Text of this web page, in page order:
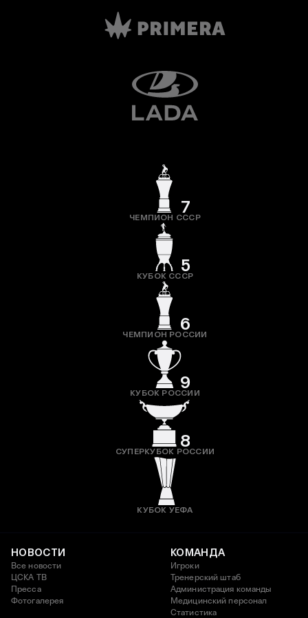
7
ЧЕМПИОН СССР
5
КУБОК СССР
6
ЧЕМПИОН РОССИИ
9
КУБОК РОССИИ
8
СУПЕРКУБОК РОССИИ
КУБОК УЕФА
НОВОСТИ
Все новости
ЦСКА ТВ
Пресса
Фотогалерея
КОМАНДА
Игроки
Тренерский штаб
Администрация команды
Медицинский персонал
Статистика